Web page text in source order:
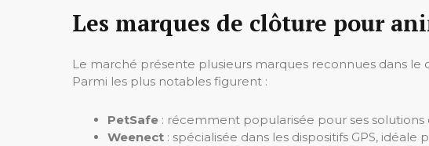
Les marques de clôture pour
Le marché présente plusieurs marques reconnues dans
Parmi les plus notables figurent :
PetSafe : récemment popularisée pour ses solutions
Weenect : spécialisée dans les dispositifs GPS, idéale